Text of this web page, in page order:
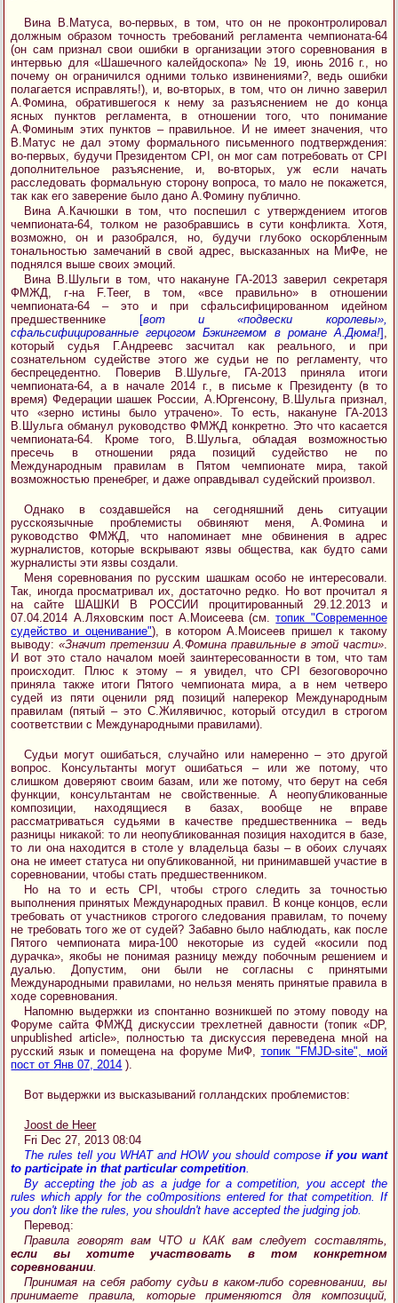
Вина В.Матуса, во-первых, в том, что он не проконтролировал
должным образом точность требований регламента чемпионата-64
(он сам признал свои ошибки в организации этого соревнования в
интервью для «Шашечного калейдоскопа» № 19, июнь 2016 г., но
почему он ограничился одними только извинениями?, ведь ошибки
полагается исправлять!), и, во-вторых, в том, что он лично заверил
А.Фомина, обратившегося к нему за разъяснением не до конца
ясных пунктов регламента, в отношении того, что понимание
А.Фоминым этих пунктов – правильное. И не имеет значения, что
В.Матус не дал этому формального письменного подтверждения:
во-первых, будучи Президентом CPI, он мог сам потребовать от CPI
дополнительное разъяснение, и, во-вторых, уж если начать
расследовать формальную сторону вопроса, то мало не покажется,
так как его заверение было дано А.Фомину публично.
Вина А.Качюшки в том, что поспешил с утверждением итогов
чемпионата-64, толком не разобравшись в сути конфликта. Хотя,
возможно, он и разобрался, но, будучи глубоко оскорбленным
тональностью замечаний в свой адрес, высказанных на МиФе, не
поднялся выше своих эмоций.
Вина В.Шульги в том, что накануне ГА-2013 заверил секретаря
ФМЖД, г-на F.Teer, в том, «все правильно» в отношении
чемпионата-64 – это и при сфальсифицированном идейном
предшественнике
[вот и «подвески королевы»,
сфальсифицированные герцогом Бэкингемом в романе А.Дюма!] ,
который судья Г.Андреевс засчитал как реального, и при
сознательном судействе этого же судьи не по регламенту, что
беспрецедентно. Поверив В.Шульге, ГА-2013 приняла итоги
чемпионата-64, а в начале 2014 г., в письме к Президенту (в то
время) Федерации шашек России, А.Юргенсону, В.Шульга признал,
что «зерно истины было утрачено». То есть, накануне ГА-2013
В.Шульга обманул руководство ФМЖД конкретно. Это что касается
чемпионата-64. Кроме того, В.Шульга, обладая возможностью
пресечь в отношении ряда позиций судейство не по
Международным правилам в Пятом чемпионате мира, такой
возможностью пренебрег, и даже оправдывал судейский произвол.
Однако в создавшейся на сегодняшний день ситуации
русскоязычные проблемисты обвиняют меня, А.Фомина и
руководство ФМЖД, что напоминает мне обвинения в адрес
журналистов, которые вскрывают язвы общества, как будто сами
журналисты эти язвы создали.
Меня соревнования по русским шашкам особо не интересовали.
Так, иногда просматривал их, достаточно редко. Но вот прочитал я
на сайте ШАШКИ В РОССИИ процитированный 29.12.2013 и
07.04.2014 А.Ляховским пост А.Моисеева (см.топик "Современное
судейство и оценивание"), в котором А.Моисеев пришел к такому
выводу:«Значит претензии А.Фомина правильные в этой части».
И вот это стало началом моей заинтересованности в том, что там
происходит. Плюс к этому – я увидел, что CPI безоговорочно
приняла также итоги Пятого чемпионата мира, а в нем четверо
судей из пяти оценили ряд позиций наперекор Международным
правилам (пятый – это С.Жилявичюс, который отсудил в строгом
соответствии с Международными правилами).
Судьи могут ошибаться, случайно или намеренно – это другой
вопрос. Консультанты могут ошибаться – или же потому, что
слишком доверяют своим базам, или же потому, что берут на себя
функции, консультантам не свойственные. А неопубликованные
композиции, находящиеся в базах, вообще не вправе
рассматриваться судьями в качестве предшественника – ведь
разницы никакой: то ли неопубликованная позиция находится в базе,
то ли она находится в столе у владельца базы – в обоих случаях
она не имеет статуса ни опубликованной, ни принимавшей участие в
соревновании, чтобы стать предшественником.
Но на то и есть CPI, чтобы строго следить за точностью
выполнения принятых Международных правил. В конце концов, если
требовать от участников строгого следования правилам, то почему
не требовать того же от судей? Забавно было наблюдать, как после
Пятого чемпионата мира-100 некоторые из судей «косили под
дурачка», якобы не понимая разницу между побочным решением и
дуалью. Допустим, они были не согласны с принятыми
Международными правилами, но нельзя менять принятые правила в
ходе соревнования.
Напомню выдержки из спонтанно возникшей по этому поводу на
Форуме сайта ФМЖД дискуссии трехлетней давности (топик «DP,
unpublished article», полностью та дискуссия переведена мной на
русский язык и помещена на форуме МиФ, топик "FMJD-site", мой
пост от Янв 07, 2014 ).
Вот выдержки из высказываний голландских проблемистов:
Joost de Heer
Fri Dec 27, 2013 08:04
The rules tell you WHAT and HOW you should compose if you want
to participate in that particular competition.
By accepting the job as a judge for a competition, you accept the
rules which apply for the co0mpositions entered for that competition. If
you don't like the rules, you shouldn't have accepted the judging job.
Перевод:
Правила говорят вам ЧТО и КАК вам следует составлять,
если вы хотите участвовать в том конкретном
соревновании.
Принимая на себя работу судьи в каком-либо соревновании, вы
принимаете правила, которые применяются для композиций,